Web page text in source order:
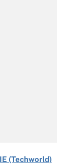
(Techworld)